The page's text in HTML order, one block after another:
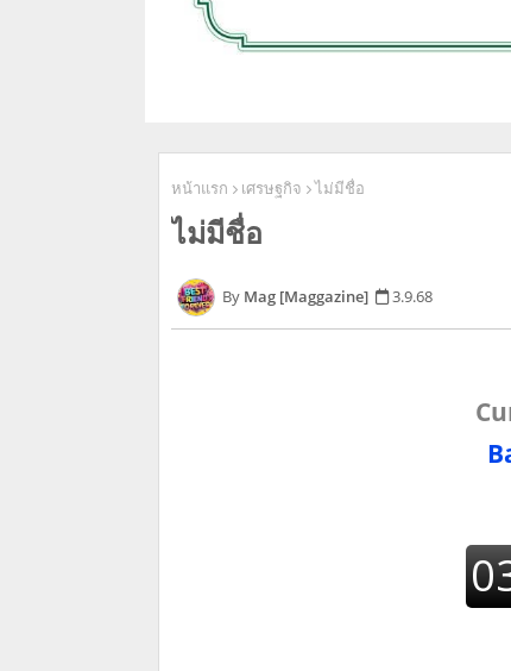
หน้าแรก เศรษฐกิจ ไม่มีชื่อ
ไม่มีชื่อ
Mag [Maggazine] 3.9.68